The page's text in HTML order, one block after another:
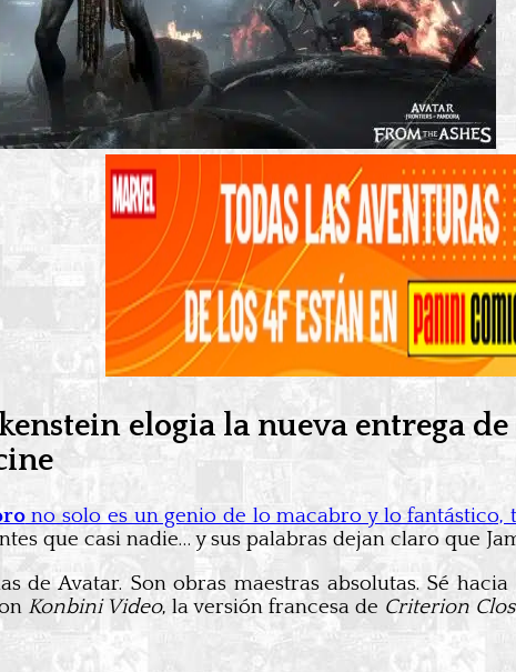
elogia la nueva entrega
no solo es un genio de lo macabro y lo
ntes que casi nadie… y sus palabras dejan claro que
de Avatar. Son obras maestras absolutas. Sé
Konbini Video, la versión francesa de Criterion